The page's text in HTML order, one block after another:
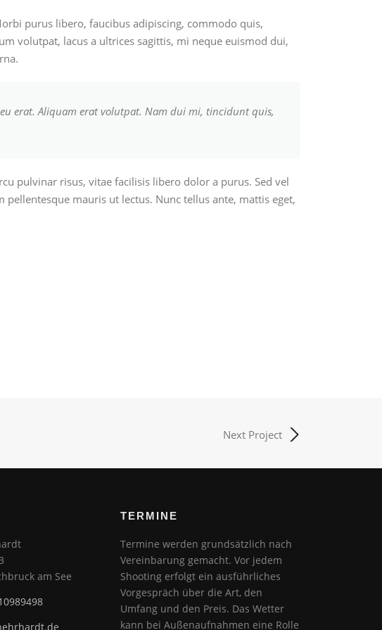
purus libero, faucibus adipiscing, commodo quis,
volutpat, lacus a ultrices sagittis, mi neque euismod dui,
erat. Aliquam erat volutpat. Nam dui mi, tincidunt quis,
pulvinar risus, vitae facilisis libero dolor a purus. Sed vel
mauris ut lectus. Nunc tellus ante, mattis eget,
Next Project
am See
TERMINE
Termine werden grundsätzlich nach
Vereinbarung gemacht. Vor jedem
Shooting erfolgt ein ausführliches
Vorgespräch über die Art, den
Umfang und den Preis. Das Wetter
kann bei Außenaufnahmen eine Rolle